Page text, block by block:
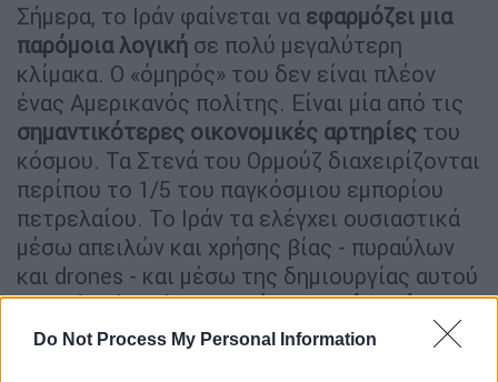
Do Not Process My Personal Information
Σήμερα, το Ιράν φαίνεται να εφαρμόζει μια
παρόμοια λογική σε πολύ μεγαλύτερη
κλίμακα. Ο «όμηρός» του δεν είναι πλέον
ένας Αμερικανός πολίτης. Είναι μία από τις
σημαντικότερες οικονομικές αρτηρίες του
κόσμου. Τα Στενά του Ορμούζ διαχειρίζονται
περίπου το 1/5 του παγκόσμιου εμπορίου
πετρελαίου. Το Ιράν τα ελέγχει ουσιαστικά
μέσω απειλών και χρήσης βίας - πυραύλων
και drones - και μέσω της δημιουργίας αυτού
που λέει ότι είναιμια νέα ιρανική αρχή για τη
ρύθμιση της διέλευσηςμέσα και έξω από